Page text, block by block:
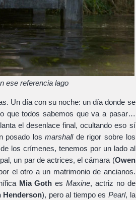
ese referencia lago
Un día con su noche: un día donde se
que todos sabemos que va a pasar…
el desenlace final, ocultando eso sí
posado losmarshallde rigor sobre los
los crímenes, tenemos por un lado al
un par de actrices, el cámara (Owen
el otro a un matrimonio de ancianos.
Mia Goth esMaxine, actriz no de
Henderson), pero al tiempo es Pearl, la